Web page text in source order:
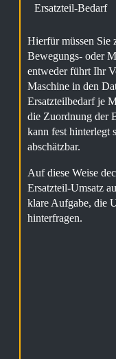
Ersatzteil-Bedarf
Hierfür müssen Sie
Bewegungs- oder
entweder führt Ihr
Maschine in den
Ersatzteilbedarf je
die Zuordnung der
kann fest hinterlegt
abschätzbar.
Auf diese Weise
Ersatzteil-Umsatz
klare Aufgabe, die
hinterfragen.